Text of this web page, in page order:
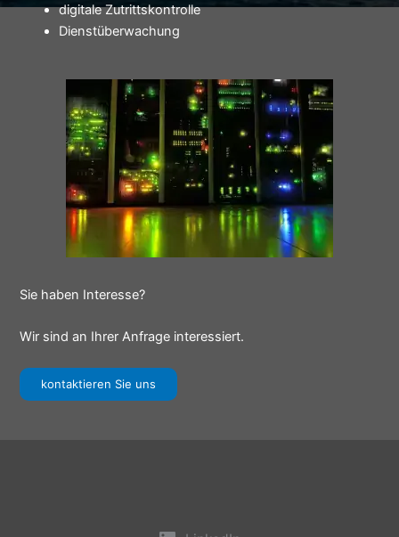
digitale Zutrittskontrolle
Dienstüberwachung
Sie haben Interesse?
Wir sind an Ihrer Anfrage interessiert.
kontaktieren Sie uns